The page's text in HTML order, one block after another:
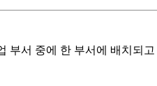
서 중에 한 부서에 배치되